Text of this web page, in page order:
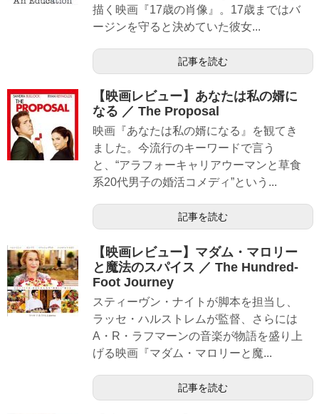
描く映画『17歳の肖像』。17歳まではバ
ージンを守ると決めていた彼女...
記事を読む
【映画レビュー】あなたは私の婿に
なる ／ The Proposal
映画『あなたは私の婿になる』を観てき
ました。今流行のキーワードで言う
と、“アラフォーキャリアウーマンと草食
系20代男子の婚活コメディ”という...
記事を読む
【映画レビュー】マダム・マロリー
と魔法のスパイス ／ The Hundred-
Foot Journey
スティーヴン・ナイトが脚本を担当し、
ラッセ・ハルストレムが監督、さらには
A・R・ラフマーンの音楽が物語を盛り上
げる映画『マダム・マロリーと魔...
記事を読む